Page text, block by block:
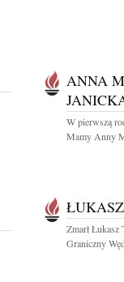
ANNA
W pierwszą
Mamy Anny
Zmarł
Graniczny